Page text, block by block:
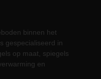
binnen het
gespecialiseerd in
op maat, spiegels
en